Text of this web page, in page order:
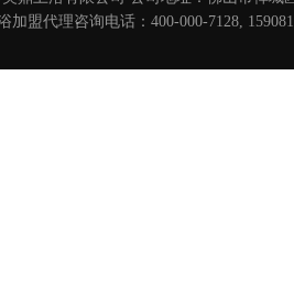
加盟代理咨询电话：400-000-7128,